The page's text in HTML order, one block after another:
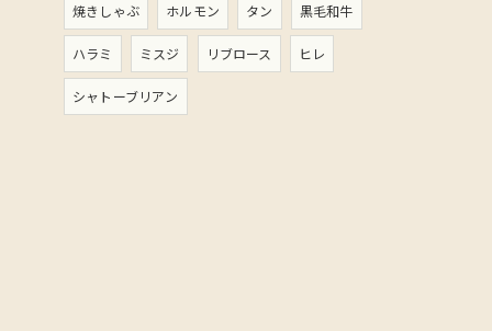
焼きしゃぶ ホルモン タン 黒毛和牛
ハラミ ミスジ リブロース ヒレ
シャトーブリアン